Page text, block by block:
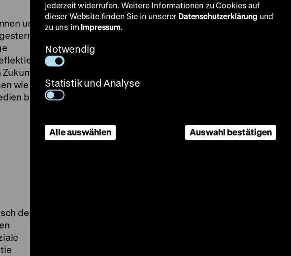
und
wie
bietet
dem
jederzeit widerrufen. Weitere Informationen zu Cookies auf
dieser Website finden Sie in unserer Datenschutzerklärung und
zu uns im Impressum.
Notwendig
Statistik und Analyse
Alle auswählen Auswahl bestätigen